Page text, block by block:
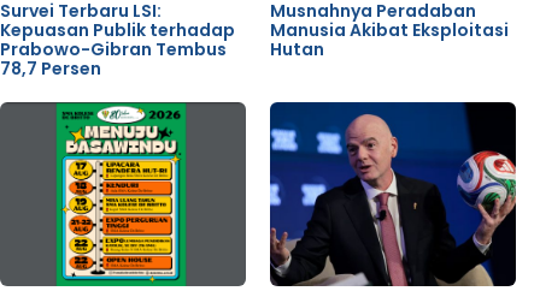
Survei Terbaru LSI:
Kepuasan Publik terhadap
Prabowo-Gibran Tembus
78,7 Persen
Musnahnya Peradaban
Manusia Akibat Eksploitasi
Hutan